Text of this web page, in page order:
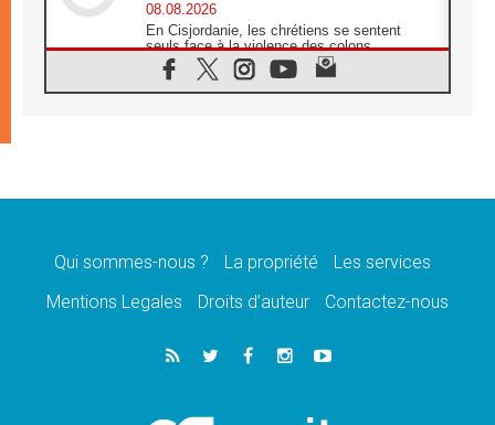
08.08.2026
En Cisjordanie, les chrétiens se sentent
seuls face à la violence des colons
08.08.2026
Léon XIV au sanctuaire de Notre Dame du
08.08.2026
08.08.2026
catholiques
Au Bangladesh, l'Église accompagne les
Dalits sur le chemin de la dignité
Philippines: le vicariat apostolique de
Qui sommes-nous ? La propriété
Les services
Mentions Legales
Droits d’auteur Contactez-nous